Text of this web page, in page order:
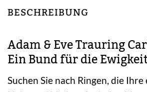
BESCHREIBUNG
Adam & Eve Trauring
Ein Bund für die
Suchen Sie nach Ringen, die